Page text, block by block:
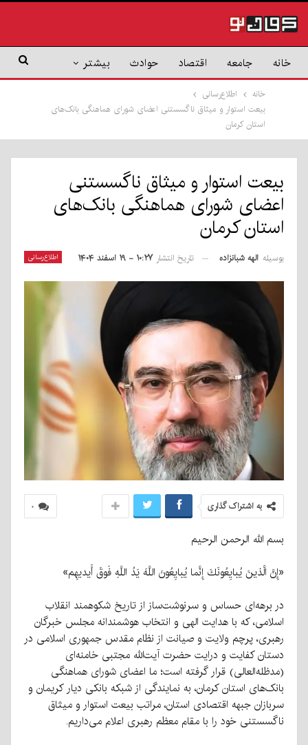
خانه جامعه اقتصاد حوادث بیشتر
خانه
اطلاع‌رسانی
بیعت استوار و میثاق ناگسستنی اعضای شورای هماهنگی بانک‌های
استان کرمان
بیعت استوار و میثاق ناگسستنی
اعضای شورای هماهنگی بانک‌های
استان کرمان
اطلاع‌رسانی بوسیله الهه شبانزاده تاریخ انتشار ۱۰:۲۷ - ۱۹ اسفند ۱۴۰۴
۰ به اشتراک گذاری
بسم الله الرحمن الرحیم
«إِنَّ الَّذينَ يُبايِعُونَكَ إِنَّما يُبايِعُونَ اللَّهَ يَدُ اللَّهِ فَوقَ أَيديهِم»
در برهه‌ای حساس و سرنوشت‌ساز از تاریخ شکوهمند انقلاب
اسلامی، که با هدایت الهی و انتخاب هوشمندانه مجلس خبرگان
رهبری، پرچم ولایت و صیانت از نظام مقدس جمهوری اسلامی در
دستان کفایت و درایت حضرت آیت‌الله مجتبی خامنه‌ای
(مدظله‌العالی) قرار گرفته است؛ ما اعضای شورای هماهنگی
بانک‌های استان کرمان، به نمایندگی از شبکه بانکی دیار کریمان و
سربازان جبهه اقتصادی استان، مراتب بیعت استوار و میثاق
ناگسستنی خود را با مقام معظم رهبری اعلام می‌داریم.